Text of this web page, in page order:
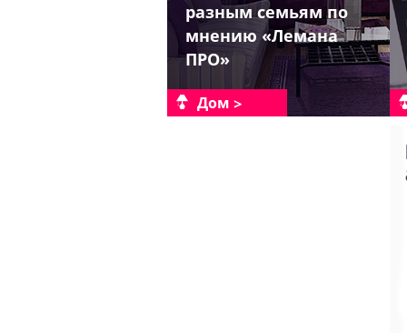
разным семьям по
мнению «Лемана
ПРО»
Дом